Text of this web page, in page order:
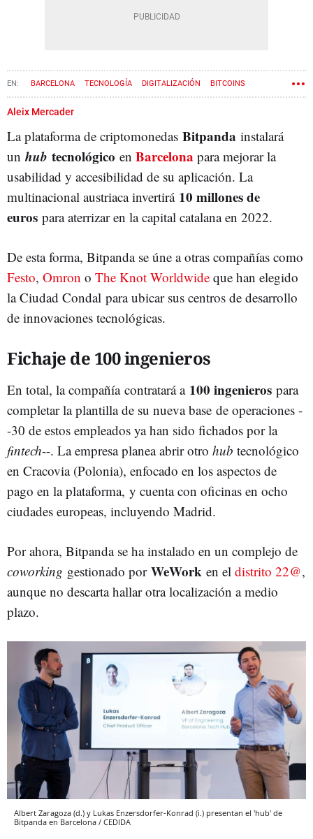
BARCELONA TECNOLOGÍA DIGITALIZACIÓN BITCOINS
CRIPTOMONEDAS
Aleix Mercader
La plataforma de criptomonedas Bitpanda instalará
unhub tecnológico en Barcelona para mejorar la
usabilidad y accesibilidad de su aplicación. La
multinacional austriaca invertirá 10 millones de
euros para aterrizar en la capital catalana en 2022.
De esta forma, Bitpanda se úne a otras compañías como
Festo, Omron o The Knot Worldwide que han elegido
la Ciudad Condal para ubicar sus centros de desarrollo
de innovaciones tecnológicas.
Fichaje de 100 ingenieros
En total, la compañía contratará a 100 ingenieros para
completar la plantilla de su nueva base de operaciones -
-30 de estos empleados ya han sido fichados por la
fintech--. La empresa planea abrir otro hub tecnológico
en Cracovia (Polonia), enfocado en los aspectos de
pago en la plataforma, y cuenta con oficinas en ocho
ciudades europeas, incluyendo Madrid.
Por ahora, Bitpanda se ha instalado en un complejo de
coworking gestionado por WeWork en el distrito 22@,
aunque no descarta hallar otra localización a medio
plazo.
Albert Zaragoza (d.) y Lukas Enzersdorfer-Konrad (i.) presentan el 'hub' de
Bitpanda en Barcelona / CEDIDA